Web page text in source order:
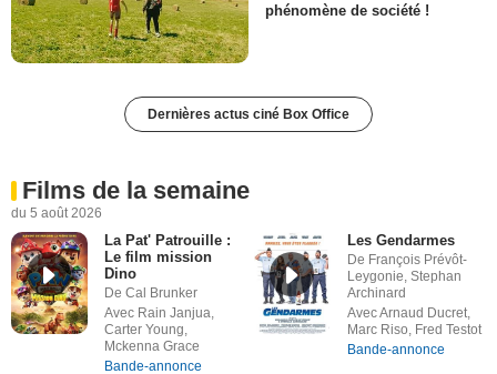
phénomène de société !
Dernières actus ciné Box Office
Films de la semaine
du 5 août 2026
La Pat' Patrouille :
Le film mission
Dino
De Cal Brunker
Avec Rain Janjua,
Carter Young,
Mckenna Grace
Bande-annonce
Les Gendarmes
De François Prévôt-
Leygonie, Stephan
Archinard
Avec Arnaud Ducret,
Marc Riso, Fred Testot
Bande-annonce